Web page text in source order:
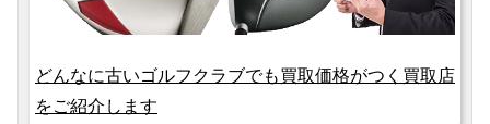
どんなに古いゴルフクラブでも買取価格がつく買取店
をご紹介します